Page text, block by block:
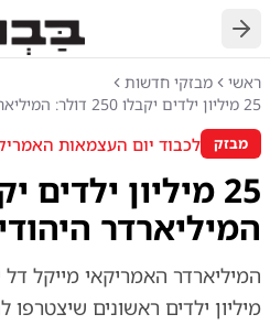
חזרה
ראשי
מבזקי חדשות
25 מיליון ילדים יקבלו 250 דולר: המיליארדר היהודי בתרומת ענק
מבזק לכבוד יום העצמאות
המיליארדר
מיליון ילדים ראשונים